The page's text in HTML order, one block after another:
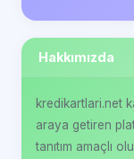
Hakkımızda
kredikartlari.net
araya getiren
tanıtım amaçlı